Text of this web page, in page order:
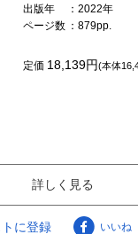
出版年
：2022年
ページ数 ：879pp.
定価 18,139円(本体
詳しく見る
に登録 いいね